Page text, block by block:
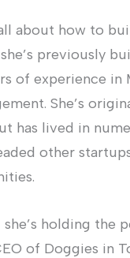
about how to
previously
of experience in
She’s
has lived in
other
holding the
of Doggies in